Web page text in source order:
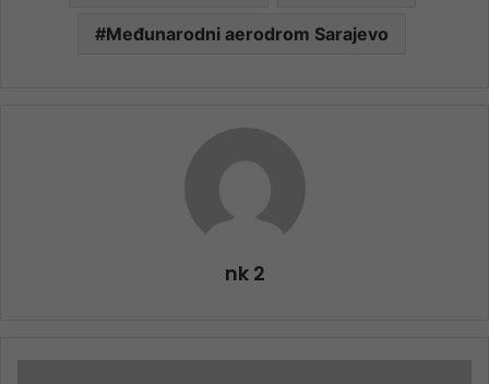
Međunarodni aerodrom Sarajevo
nk 2